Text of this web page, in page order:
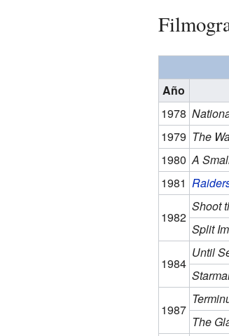
Año
1978
1979 The
1980 A
1981
1982
Shoot
Split
1984
Until
1987
The